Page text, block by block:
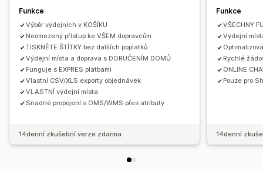
Funkce
Výběr výdejních v KOŠÍKU
Neomezený přístup ke VŠEM dopravcům
TISKNĚTE ŠTÍTKY bez dalších poplatků
Výdejní místa a doprava s DORUČENÍM DOMŮ
Funguje s EXPRES platbami
Vlastní CSV/XLS exporty objednávek
VLASTNÍ výdejní místa
Snadné propojení s OMS/WMS přes atributy
14denní zkušební verze zdarma
Funkce
VŠECHNY
Výdejní
Rychlé
ONLINE
Pouze pro
14denní